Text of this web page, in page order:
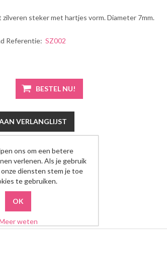
zilveren steker met hartjes vorm. Diameter 7mm.
Referentie: SZ002
ons om een betere
verlenen. Als je gebruik
diensten stem je toe
te gebruiken.
weten